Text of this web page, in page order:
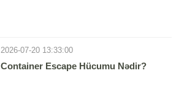
2026-07-20 13:33:00
Container Escape Hücumu Nədir?